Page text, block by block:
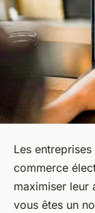
Les
commerce
maximiser leur
vous êtes un